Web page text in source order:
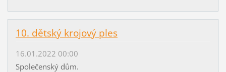
10. dětský krojový ples
16.01.2022 00:00
Společenský dům.